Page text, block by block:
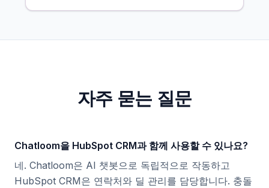
자주 묻는 질문
Chatloom을 HubSpot CRM과 함께 사용할 수 있나요?
네. Chatloom은 AI 챗봇으로 독립적으로 작동하고
HubSpot CRM은 연락처와 딜 관리를 담당합니다. 충돌